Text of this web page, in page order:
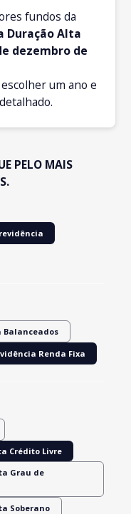
fundos da
Duração Alta
dezembro de
um ano e
PELO MAIS
Balanceados
Renda Fixa
Crédito Livre
Grau de
Soberano